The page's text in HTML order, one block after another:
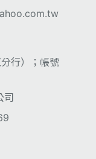
行）；帳號
司